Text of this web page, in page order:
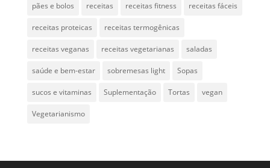
pães e bolos receitas receitas fitness receitas fáceis
receitas proteicas receitas termogênicas
receitas veganas receitas vegetarianas saladas
saúde e bem-estar sobremesas light Sopas
sucos e vitaminas Suplementação Tortas vegan
Vegetarianismo